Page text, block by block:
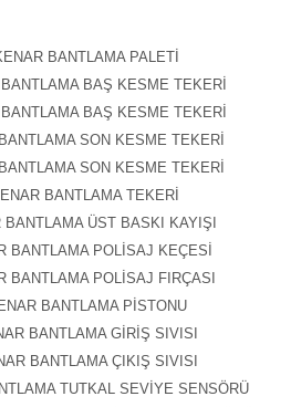
BANTLAMA PALETİ
BAŞ KESME TEKERİ
BAŞ KESME TEKERİ
SON KESME TEKERİ
SON KESME TEKERİ
BANTLAMA TEKERİ
ÜST BASKI KAYIŞI
BANTLAMA POLİSAJ KEÇESİ
BANTLAMA POLİSAJ FIRÇASI
BANTLAMA PİSTONU
BANTLAMA GİRİŞ SIVISI
BANTLAMA ÇIKIŞ SIVISI
TUTKAL SEVİYE SENSÖRÜ